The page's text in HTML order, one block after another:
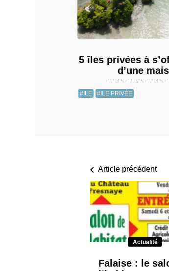
5 îles privées à
d’une
#ILE #ILE PRIVÉE
Article précédent
Actualité
Falaise : le